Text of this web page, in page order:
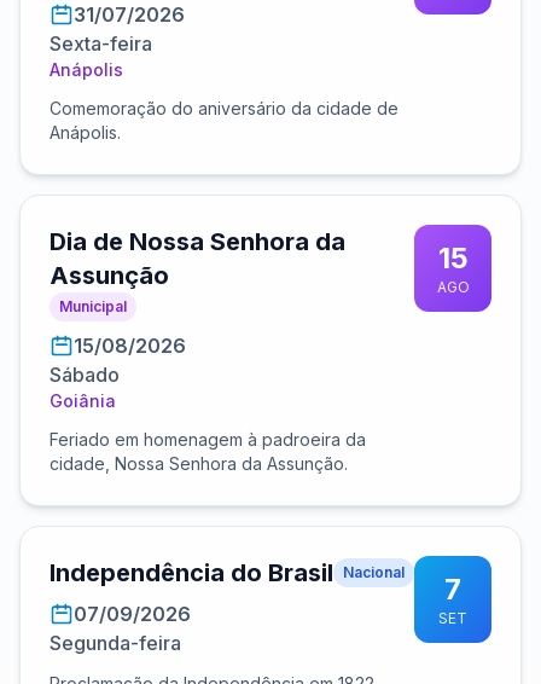
31/07/2026
Sexta-feira
Anápolis
Comemoração do aniversário da cidade de
Anápolis.
Dia de Nossa Senhora da
Assunção
Municipal
15/08/2026
Sábado
Goiânia
Feriado em homenagem à padroeira da
cidade, Nossa Senhora da Assunção.
15
AGO
Independência do Brasil Nacional
07/09/2026
Segunda-feira
7
SET